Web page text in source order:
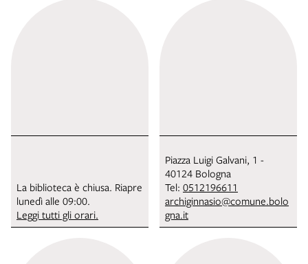
La biblioteca è chiusa. Riapre
lunedì alle 09:00.
Leggi tutti gli orari.
Piazza Luigi Galvani, 1 -
40124 Bologna
Tel: 0512196611
archiginnasio@comune.bolo
gna.it